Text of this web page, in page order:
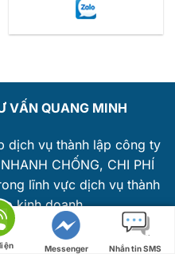
VẤN QUANG MINH
dịch vụ thành lập công ty
CHỐNG, CHI PHÍ
lĩnh vực dịch vụ thành
kinh doanh
Lộc 08, Phường An Phú
Messenger Nhắn tin SMS